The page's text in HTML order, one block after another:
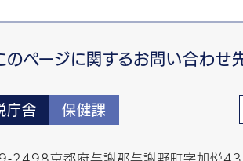
のページに関するお問い合わせ
庁舎 保健課